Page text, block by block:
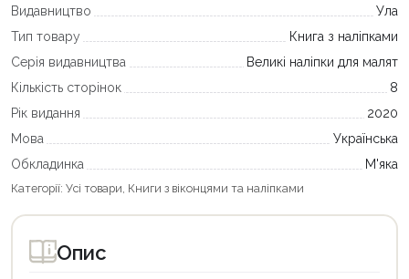
Видавництво
Ула
Тип товару
Книга з наліпками
Серія видавництва
Великі наліпки для малят
Кількість сторінок
8
Рік видання
2020
Мова
Українська
Обкладинка
М'яка
Категорії: Усі товари Книги з віконцями та наліпками
Опис